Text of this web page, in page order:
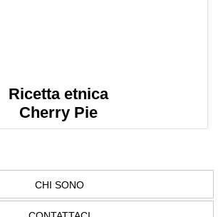
Ricetta etnica
Cherry Pie
CHI SONO